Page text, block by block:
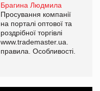
Брагина Людмила
Просування компанії
на порталі оптової та
роздрібної торгівлі
www.trademaster.ua.
правила. Особливості.